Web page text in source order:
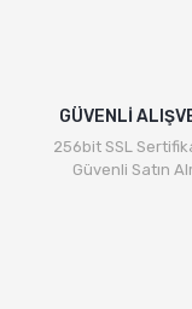
GÜVENLİ
256bit SSL
Güvenli Satın